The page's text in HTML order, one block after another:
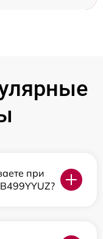
при